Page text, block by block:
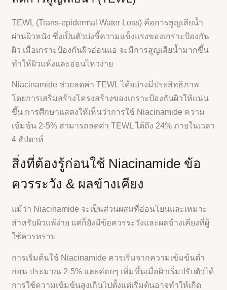
TEWL (Trans-epidermal Water Loss) คือการสูญเสียน้ำ
ผ่านผิวหนัง ซึ่งเป็นตัวบ่งชี้ความแข็งแรงของเกราะป้องกัน
ผิว เมื่อเกราะป้องกันผิวอ่อนแอ จะมีการสูญเสียน้ำมากขึ้น
ทำให้ผิวแห้งและอ่อนไหวง่าย
Niacinamide ช่วยลดค่า TEWL ได้อย่างมีประสิทธิภาพ
โดยการเสริมสร้างโครงสร้างของเกราะป้องกันผิวให้แน่น
ขึ้น การศึกษาแสดงให้เห็นว่าการใช้ Niacinamide ความ
เข้มข้น 2-5% สามารถลดค่า TEWL ได้ถึง 24% ภายในเวลา
4 สัปดาห์
สิ่งที่ต้องรู้ก่อนใช้ Niacinamide ข้อ
ควรระวัง & ผลข้างเคียง
แม้ว่า Niacinamide จะเป็นส่วนผสมที่อ่อนโยนและเหมาะ
สำหรับผิวแพ้ง่าย แต่ก็ยังมีข้อควรระวังและผลข้างเคียงที่ผู้
ใช้ควรทราบ
การเริ่มต้นใช้ Niacinamide ควรเริ่มจากความเข้มข้นต่ำ
ก่อน ประมาณ 2-5% และค่อยๆ เพิ่มขึ้นเมื่อผิวเริ่มปรับตัวได้
การใช้ความเข้มข้นสูงเกินไปตั้งแต่เริ่มต้นอาจทำให้เกิด